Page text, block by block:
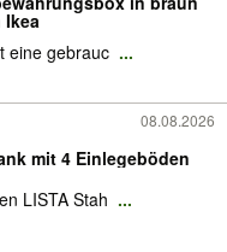
eine gebrauc ...
08.08.2026
mit 4 Einlegeböden
LISTA Stah ...